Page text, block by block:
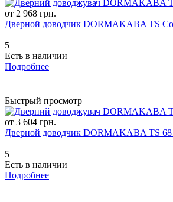
от 2 968 грн.
Дверной доводчик DORMAKABA TS
5
Есть в наличии
Подробнее
Быстрый просмотр
от 3 604 грн.
Дверной доводчик DORMAKABA TS
5
Есть в наличии
Подробнее